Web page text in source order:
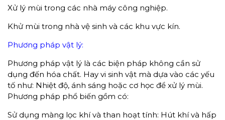
Xử lý mùi trong các nhà máy công nghiệp.
Khử mùi trong nhà vệ sinh và các khu vực kín.
Phương pháp vật lý:
Phương pháp vật lý là các biện pháp không cần sử
dụng đến hóa chất. Hay vi sinh vật mà dựa vào các yếu
tố như: Nhiệt độ, ánh sáng hoặc cơ học để xử lý mùi.
Phương pháp phổ biến gồm có:
Sử dụng màng lọc khí và than hoạt tính: Hút khí và hấp